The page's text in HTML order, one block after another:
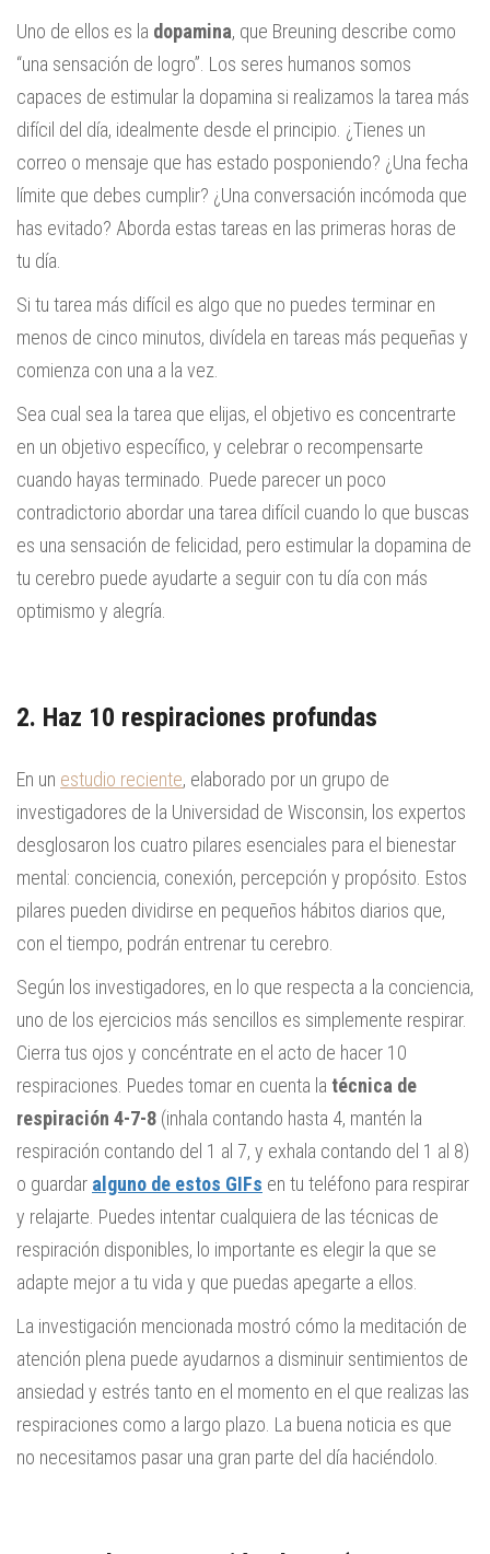
Uno de ellos es la dopamina, que Breuning describe como
“una sensación de logro”. Los seres humanos somos
capaces de estimular la dopamina si realizamos la tarea más
difícil del día, idealmente desde el principio. ¿Tienes un
correo o mensaje que has estado posponiendo? ¿Una fecha
límite que debes cumplir? ¿Una conversación incómoda que
has evitado? Aborda estas tareas en las primeras horas de
tu día.
Si tu tarea más difícil es algo que no puedes terminar en
menos de cinco minutos, divídela en tareas más pequeñas y
comienza con una a la vez.
Sea cual sea la tarea que elijas, el objetivo es concentrarte
en un objetivo específico, y celebrar o recompensarte
cuando hayas terminado. Puede parecer un poco
contradictorio abordar una tarea difícil cuando lo que buscas
es una sensación de felicidad, pero estimular la dopamina de
tu cerebro puede ayudarte a seguir con tu día con más
optimismo y alegría.
2. Haz 10 respiraciones profundas
En un estudio reciente, elaborado por un grupo de
investigadores de la Universidad de Wisconsin, los expertos
desglosaron los cuatro pilares esenciales para el bienestar
mental: conciencia, conexión, percepción y propósito. Estos
pilares pueden dividirse en pequeños hábitos diarios que,
con el tiempo, podrán entrenar tu cerebro.
Según los investigadores, en lo que respecta a la conciencia,
uno de los ejercicios más sencillos es simplemente respirar.
Cierra tus ojos y concéntrate en el acto de hacer 10
respiraciones. Puedes tomar en cuenta la técnica de
respiración 4-7-8 (inhala contando hasta 4, mantén la
respiración contando del 1 al 7, y exhala contando del 1 al 8)
o guardar alguno de estos GIFs en tu teléfono para respirar
y relajarte. Puedes intentar cualquiera de las técnicas de
respiración disponibles, lo importante es elegir la que se
adapte mejor a tu vida y que puedas apegarte a ellos.
La investigación mencionada mostró cómo la meditación de
atención plena puede ayudarnos a disminuir sentimientos de
ansiedad y estrés tanto en el momento en el que realizas las
respiraciones como a largo plazo. La buena noticia es que
no necesitamos pasar una gran parte del día haciéndolo.